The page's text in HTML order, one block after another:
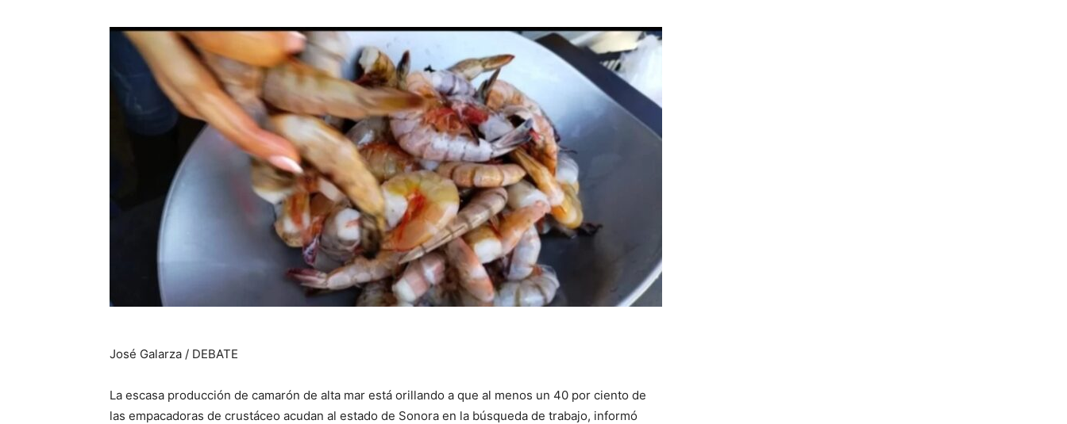
José Galarza / DEBATE
La escasa producción de camarón de alta mar está orillando a que al menos un 40 por ciento de
las empacadoras de crustáceo acudan al estado de Sonora en la búsqueda de trabajo, informó